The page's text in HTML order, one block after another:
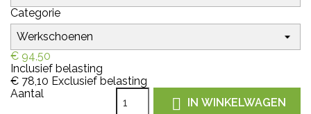
Categorie
€ 94,50
Inclusief belasting
€ 78,10 Exclusief belasting
Aantal
 IN WINKELWAGEN